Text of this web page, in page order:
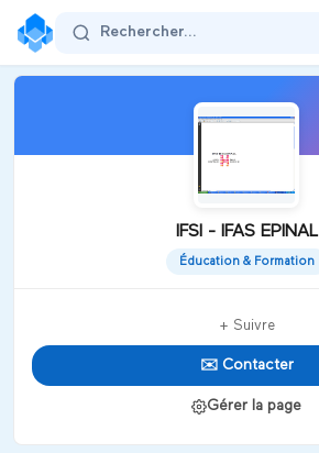
Rechercher...
IFSI - IFAS EPINAL
Éducation & Formation
+ Suivre
✉️ Contacter
Gérer la page